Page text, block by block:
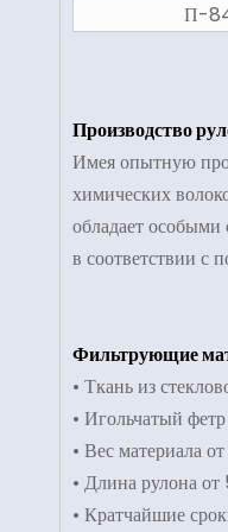
П-
Производство
Имея опытную
химических
обладает
в соответствии с
Фильтрующие
• Ткань из
• Игольчатый
• Вес материала
• Длина рулона
• Кратчайшие